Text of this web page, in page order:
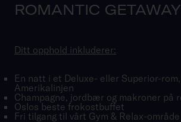
ROMANTIC GETAWAY
Ditt opphold inkluderer:
En natt i et Deluxe- eller Superior-
Amerikalinjen
Champagne, jordbær og makroner på
Oslos beste frokostbuffet
Fri tilgang til vårt Gym & Relax-område